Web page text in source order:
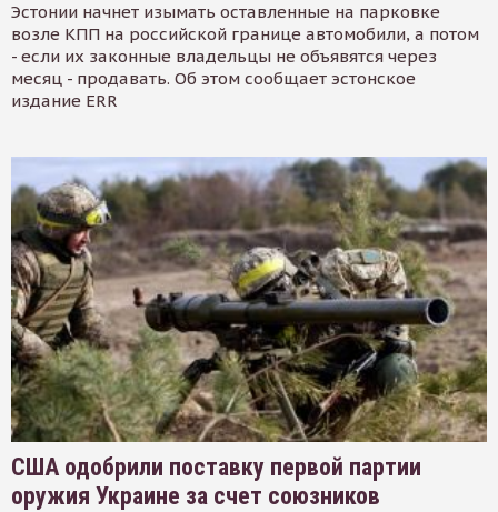
Эстонии начнет изымать оставленные на парковке
возле КПП на российской границе автомобили, а потом
- если их законные владельцы не объявятся через
месяц - продавать. Об этом сообщает эстонское
издание ERR
США одобрили поставку первой партии
оружия Украине за счет союзников